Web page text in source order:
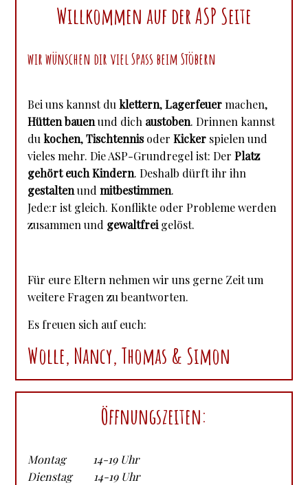
Willkommen auf der ASP Seite
wir wünschen dir viel Spass beim Stöbern
Bei uns kannst duklettern,Lagerfeuermachen,
Hütten bauenund dich austoben. Drinnen kannst
dukochen,TischtennisoderKicker spielen und
vieles mehr. Die ASP-Grundregel ist: DerPlatz
gehört euch Kindern. Deshalb dürft ihr ihn
gestaltenundmitbestimmen.
Jede:r ist gleich. Konflikte oder Probleme werden
zusammen und gewaltfrei gelöst.
Für eure Eltern nehmen wir uns gerne Zeit um
weitere Fragen zu beantworten.
Es freuen sich auf euch:
Wolle, Nancy, Thomas & Simon
Öffnungszeiten:
Montag 14-19 Uhr
Dienstag 14-19 Uhr